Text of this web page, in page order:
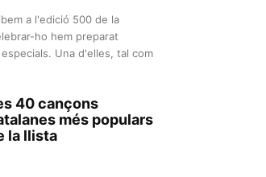
a l'edició 500 de la
ho hem preparat
Una d'elles, tal com
40 cançons
més populars
la llista